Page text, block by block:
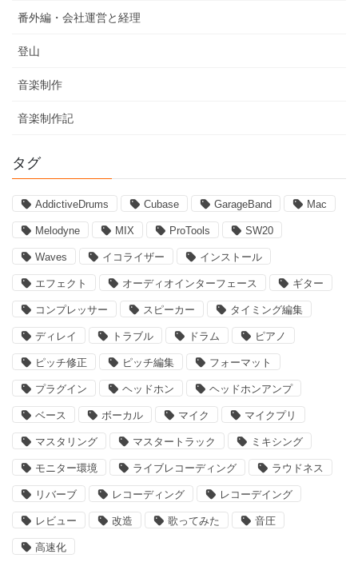
番外編・会社運営と経理
登山
音楽制作
音楽制作記
タグ
AddictiveDrums Cubase GarageBand Mac
Melodyne MIX ProTools SW20
Waves イコライザー インストール
エフェクト オーディオインターフェース ギター
コンプレッサー スピーカー タイミング編集
ディレイ トラブル ドラム ピアノ
ピッチ修正 ピッチ編集 フォーマット
プラグイン ヘッドホン ヘッドホンアンプ
ベース ボーカル マイク マイクプリ
マスタリング マスタートラック ミキシング
モニター環境 ライブレコーディング ラウドネス
リバーブ レコーディング レコーデイング
レビュー 改造 歌ってみた 音圧
高速化